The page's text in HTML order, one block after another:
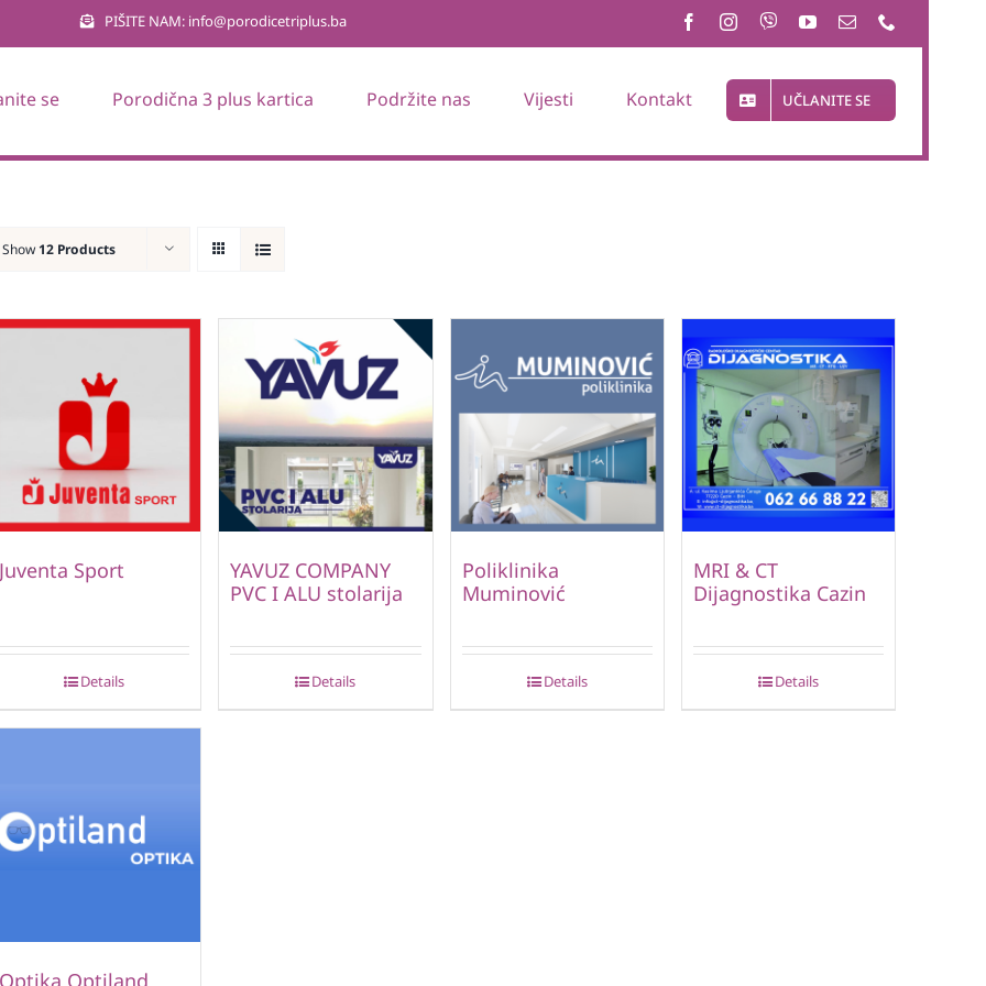
PIŠITE NAM: info@porodicetriplus.ba
se Porodična 3 plus kartica Podržite nas Vijesti Kontakt UČLANITE SE
Show 12 Products
Juventa Sport
Details
YAVUZ COMPANY
PVC I ALU stolarija
Details
Poliklinika
Muminović
Details
MRI & CT
Dijagnostika Cazin
Details
Optika Optiland